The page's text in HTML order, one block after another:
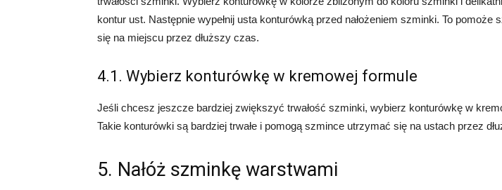
kontur ust. Następnie wypełnij usta konturówką przed nałożeniem szminki. To pomoże
się na miejscu przez dłuższy czas.
4.1. Wybierz konturówkę w kremowej formule
Jeśli chcesz jeszcze bardziej zwiększyć trwałość szminki, wybierz konturówkę w
Takie konturówki są bardziej trwałe i pomogą szmince utrzymać się na ustach przez
5. Nałóż szminkę warstwami